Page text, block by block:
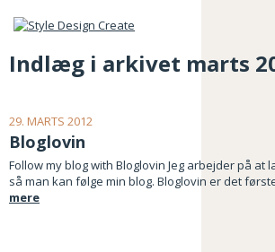
Indlæg i arkivet marts
29. MARTS 2012
Bloglovin
Follow my blog with Bloglovin Jeg arbejder på at
så man kan følge min blog. Bloglovin er det
mere